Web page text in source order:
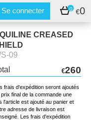
connecter 0 €0
CREASED
09
€260
frais d'expédition seront ajoutés
prix final de la commande une
l'article est ajouté au panier et
adresse de livraison est
Les frais d'expédition